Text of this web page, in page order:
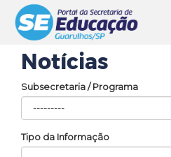
Notícias
Subsecretaria / Programa
Tipo da Informação